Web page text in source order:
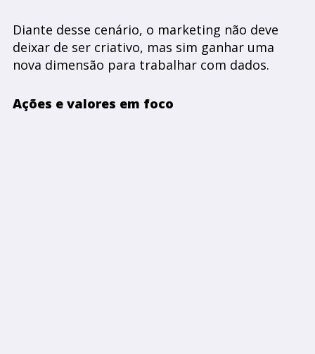
Diante desse cenário, o marketing não deve
deixar de ser criativo, mas sim ganhar uma
nova dimensão para trabalhar com dados.
Ações e valores em foco